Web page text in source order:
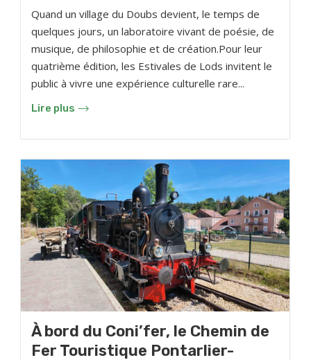
Quand un village du Doubs devient, le temps de
quelques jours, un laboratoire vivant de poésie, de
musique, de philosophie et de création.Pour leur
quatrième édition, les Estivales de Lods invitent le
public à vivre une expérience culturelle rare...
Lire plus
À bord du Coni’fer, le Chemin de
Fer Touristique Pontarlier-